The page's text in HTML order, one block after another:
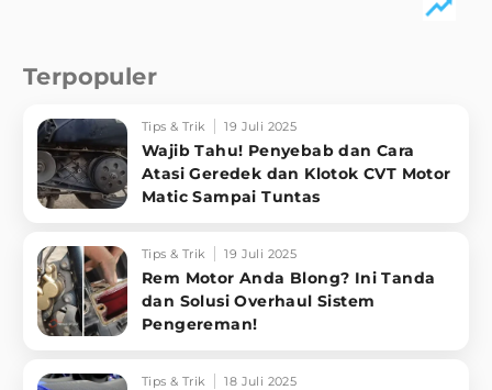
Terpopuler
Tips & Trik 19 Juli 2025
Wajib Tahu! Penyebab dan Cara
Atasi Geredek dan Klotok CVT Motor
Matic Sampai Tuntas
Tips & Trik 19 Juli 2025
Rem Motor Anda Blong? Ini Tanda
dan Solusi Overhaul Sistem
Pengereman!
Tips & Trik 18 Juli 2025